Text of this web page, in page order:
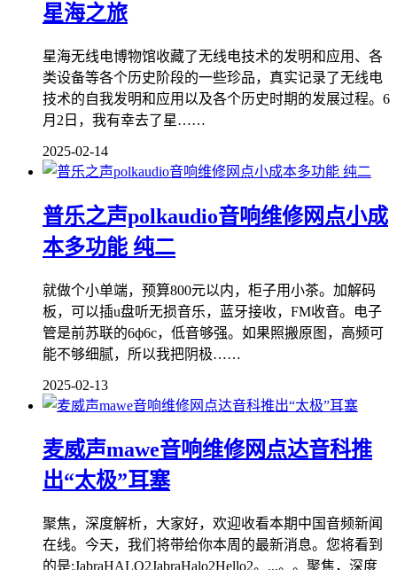
星海之旅
星海无线电博物馆收藏了无线电技术的发明和应用、各
类设备等各个历史阶段的一些珍品，真实记录了无线电
技术的自我发明和应用以及各个历史时期的发展过程。6
月2日，我有幸去了星……
2025-02-14
普乐之声polkaudio音响维修网点小成
本多功能 纯二
就做个小单端，预算800元以内，柜子用小茶。加解码
板，可以插u盘听无损音乐，蓝牙接收，FM收音。电子
管是前苏联的6ф6c，低音够强。如果照搬原图，高频可
能不够细腻，所以我把阴极……
2025-02-13
麦威声mawe音响维修网点达音科推
出“太极”耳塞
聚焦，深度解析，大家好，欢迎收看本期中国音频新闻
在线。今天，我们将带给你本周的最新消息。您将看到
的是:JabraHALO2JabraHalo2Hello2。...。。聚焦，深度